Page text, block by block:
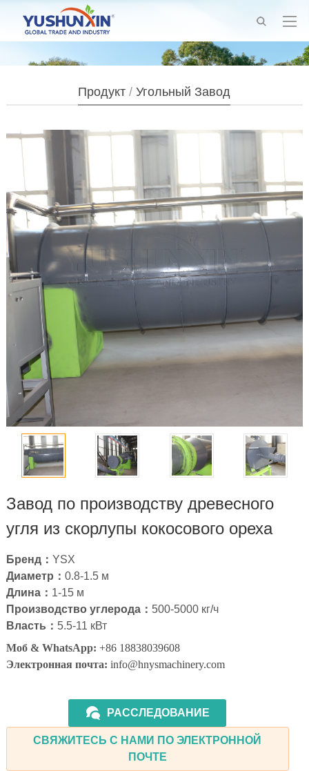
Продукт / Угольный Завод
Завод по производству древесного
угля из скорлупы кокосового ореха
Бренд： YSX
Диаметр： 0.8-1.5 м
Длина： 1-15 м
Производство углерода： 500-5000 кг/ч
Власть： 5.5-11 кВт
Моб & WhatsApp: +86 18838039608
Электронная почта: info@hnysmachinery.com
РАССЛЕДОВАНИЕ
СВЯЖИТЕСЬ С НАМИ ПО ЭЛЕКТРОННОЙ
ПОЧТЕ